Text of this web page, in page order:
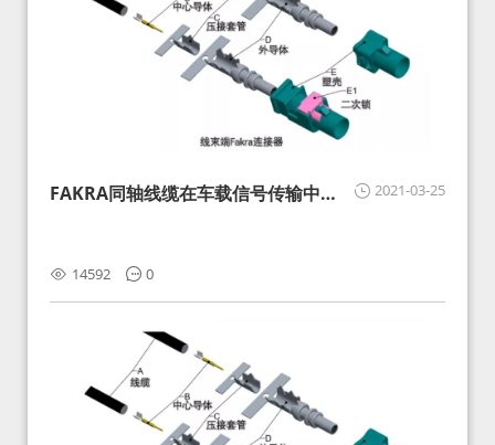
2021-03-25
FAKRA同轴线缆在车载信号传输中的
14592 0